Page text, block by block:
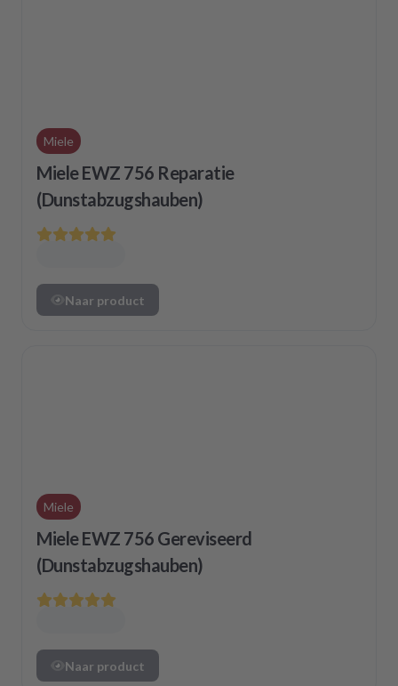
Miele
Miele EWZ 756 Reparatie
(Dunstabzugshauben)
Naar product
Miele
Miele EWZ 756 Gereviseerd
(Dunstabzugshauben)
Naar product